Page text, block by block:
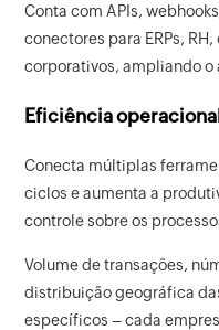
Conta com APIs,
conectores para ERPs,
corporativos, ampliando o
Eficiência
Conecta múltiplas
ciclos e aumenta a
controle sobre os
Volume de transações,
distribuição geográfica
específicos – cada